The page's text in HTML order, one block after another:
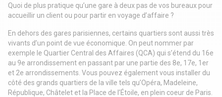
Quoi de plus pratique qu’une gare à deux pas de vos bureaux pour
accueillir un client ou pour partir en voyage d’affaire ?
En dehors des gares parisiennes, certains quartiers sont aussi très
vivants d’un point de vue économique. On peut nommer par
exemple le Quartier Central des Affaires (QCA) qui s’étend du 16e
au 9e arrondissement en passant par une partie des 8e, 17e, 1er
et 2e arrondissements. Vous pouvez également vous installer du
côté des grands quartiers de la ville tels qu’Opéra, Madeleine,
République, Châtelet et la Place de l’Étoile, en plein coeur de Paris.